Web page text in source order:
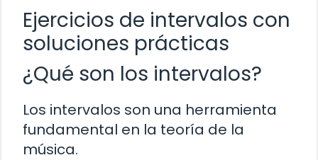
Ejercicios de intervalos con
soluciones prácticas
¿Qué son los intervalos?
Los intervalos son una herramienta
fundamental en la teoría de la
música.